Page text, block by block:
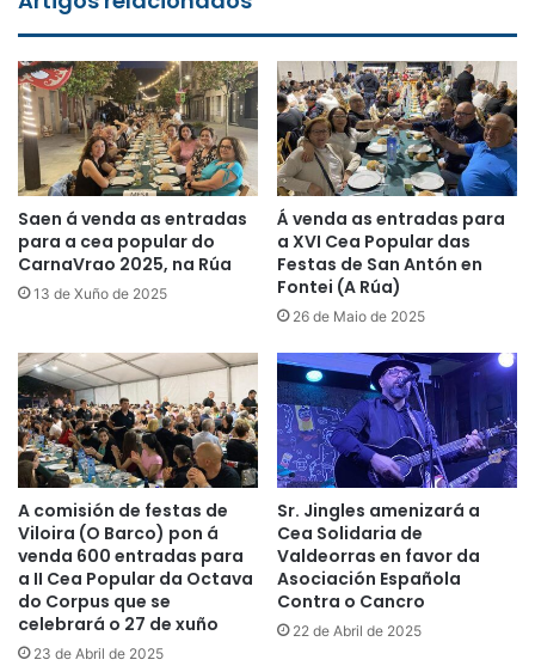
Saen á venda as entradas
para a cea popular do
CarnaVrao 2025, na Rúa
13 de Xuño de 2025
Á venda as entradas para
a XVI Cea Popular das
Festas de San Antón en
Fontei (A Rúa)
26 de Maio de 2025
A comisión de festas de
Viloira (O Barco) pon á
venda 600 entradas para
a II Cea Popular da Octava
do Corpus que se
celebrará o 27 de xuño
23 de Abril de 2025
Sr. Jingles amenizará a
Cea Solidaria de
Valdeorras en favor da
Asociación Española
Contra o Cancro
22 de Abril de 2025